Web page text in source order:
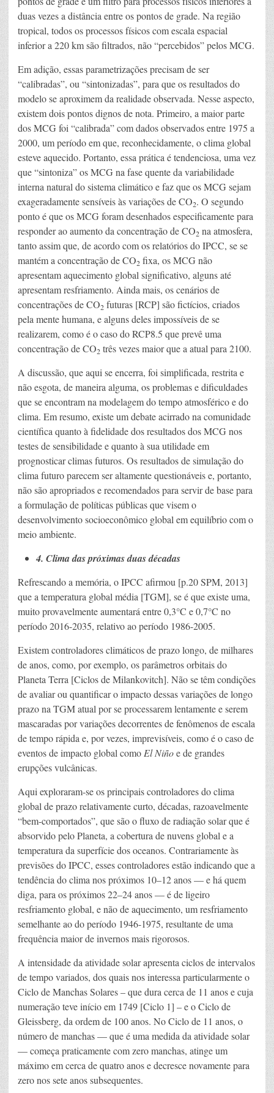
duas vezes a distância entre os pontos de grade. Na região
tropical, todos os processos físicos com escala espacial
inferior a 220 km são filtrados, não “percebidos” pelos MCG.
Em adição, essas parametrizações precisam de ser
“calibradas”, ou “sintonizadas”, para que os resultados do
modelo se aproximem da realidade observada. Nesse aspecto,
existem dois pontos dignos de nota. Primeiro, a maior parte
dos MCG foi “calibrada” com dados observados entre 1975 a
2000, um período em que, reconhecidamente, o clima global
esteve aquecido. Portanto, essa prática é tendenciosa, uma vez
que “sintoniza” os MCG na fase quente da variabilidade
interna natural do sistema climático e faz que os MCG sejam
exageradamente sensíveis às variações de CO2. O segundo
ponto é que os MCG foram desenhados especificamente para
responder ao aumento da concentração de CO2 na atmosfera,
tanto assim que, de acordo com os relatórios do IPCC, se se
mantém a concentração de CO2 fixa, os MCG não
apresentam aquecimento global significativo, alguns até
apresentam resfriamento. Ainda mais, os cenários de
concentrações de CO2 futuras [RCP] são fictícios, criados
pela mente humana, e alguns deles impossíveis de se
realizarem, como é o caso do RCP8.5 que prevê uma
concentração de CO2 três vezes maior que a atual para 2100.
A discussão, que aqui se encerra, foi simplificada, restrita e
não esgota, de maneira alguma, os problemas e dificuldades
que se encontram na modelagem do tempo atmosférico e do
clima. Em resumo, existe um debate acirrado na comunidade
científica quanto à fidelidade dos resultados dos MCG nos
testes de sensibilidade e quanto à sua utilidade em
prognosticar climas futuros. Os resultados de simulação do
clima futuro parecem ser altamente questionáveis e, portanto,
não são apropriados e recomendados para servir de base para
a formulação de políticas públicas que visem o
desenvolvimento socioeconômico global em equilíbrio com o
meio ambiente.
4. Clima das próximas duas décadas
Refrescando a memória, o IPCC afirmou [p.20 SPM, 2013]
que a temperatura global média [TGM], se é que existe uma,
muito provavelmente aumentará entre 0,3°C e 0,7°C no
período 2016-2035, relativo ao período 1986-2005.
Existem controladores climáticos de prazo longo, de milhares
de anos, como, por exemplo, os parâmetros orbitais do
Planeta Terra [Ciclos de Milankovitch]. Não se têm condições
de avaliar ou quantificar o impacto dessas variações de longo
prazo na TGM atual por se processarem lentamente e serem
mascaradas por variações decorrentes de fenômenos de escala
de tempo rápida e, por vezes, imprevisíveis, como é o caso de
eventos de impacto global como El Niñoe de grandes
erupções vulcânicas.
Aqui exploraram-se os principais controladores do clima
global de prazo relativamente curto, décadas, razoavelmente
“bem-comportados”, que são o fluxo de radiação solar que é
absorvido pelo Planeta, a cobertura de nuvens global e a
temperatura da superfície dos oceanos. Contrariamente às
previsões do IPCC, esses controladores estão indicando que a
tendência do clima nos próximos 10–12 anos — e há quem
diga, para os próximos 22–24 anos — é de ligeiro
resfriamento global, e não de aquecimento, um resfriamento
semelhante ao do período 1946-1975, resultante de uma
frequência maior de invernos mais rigorosos.
A intensidade da atividade solar apresenta ciclos de intervalos
de tempo variados, dos quais nos interessa particularmente o
Ciclo de Manchas Solares – que dura cerca de 11 anos e cuja
numeração teve início em 1749 [Ciclo 1] – e o Ciclo de
Gleissberg, da ordem de 100 anos. No Ciclo de 11 anos, o
número de manchas — que é uma medida da atividade solar
— começa praticamente com zero manchas, atinge um
máximo em cerca de quatro anos e decresce novamente para
zero nos sete anos subsequentes.